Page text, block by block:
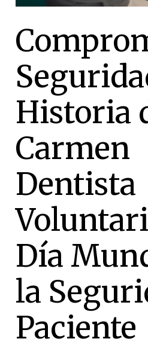
Historia
Carmen
Dentista
Día
la
Paciente